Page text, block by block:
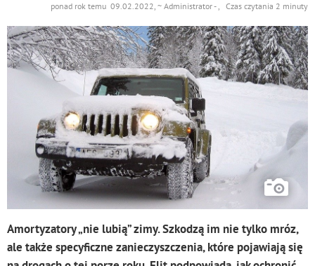
ponad rok temu 09.02.2022, ~ Administrator - , Czas czytania 2 minuty
Amortyzatory „nie lubią” zimy. Szkodzą im nie tylko mróz,
ale także specyficzne zanieczyszczenia, które pojawiają się